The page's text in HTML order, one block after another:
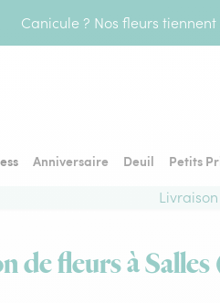
Canicule ? Nos fleurs
Anniversaire Deuil Petits
de fleurs à